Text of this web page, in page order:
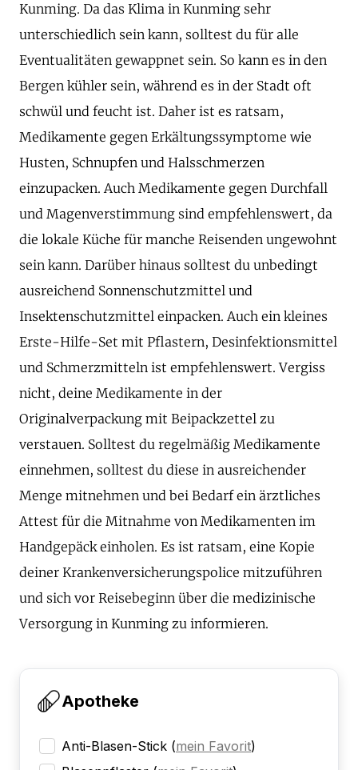
Kunming. Da das Klima in Kunming sehr
unterschiedlich sein kann, solltest du für alle
Eventualitäten gewappnet sein. So kann es in den
Bergen kühler sein, während es in der Stadt oft
schwül und feucht ist. Daher ist es ratsam,
Medikamente gegen Erkältungssymptome wie
Husten, Schnupfen und Halsschmerzen
einzupacken. Auch Medikamente gegen Durchfall
und Magenverstimmung sind empfehlenswert, da
die lokale Küche für manche Reisenden ungewohnt
sein kann. Darüber hinaus solltest du unbedingt
ausreichend Sonnenschutzmittel und
Insektenschutzmittel einpacken. Auch ein kleines
Erste-Hilfe-Set mit Pflastern, Desinfektionsmittel
und Schmerzmitteln ist empfehlenswert. Vergiss
nicht, deine Medikamente in der
Originalverpackung mit Beipackzettel zu
verstauen. Solltest du regelmäßig Medikamente
einnehmen, solltest du diese in ausreichender
Menge mitnehmen und bei Bedarf ein ärztliches
Attest für die Mitnahme von Medikamenten im
Handgepäck einholen. Es ist ratsam, eine Kopie
deiner Krankenversicherungspolice mitzuführen
und sich vor Reisebeginn über die medizinische
Versorgung in Kunming zu informieren.
Apotheke
Anti-Blasen-Stick (mein Favorit)